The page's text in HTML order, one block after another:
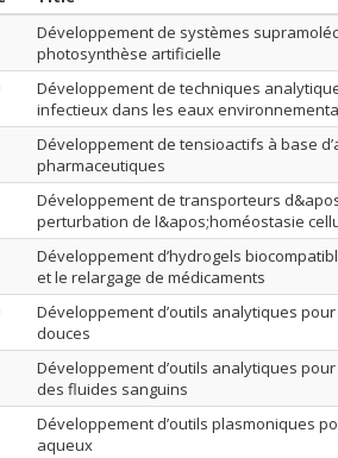
Développement de systèmes
photosynthèse artificielle
Développement de techniques
infectieux dans les eaux
Développement de tensioactifs à base
pharmaceutiques
Développement de transporteurs
perturbation de l&apos;homéostasie
Développement d’hydrogels
et le relargage de médicaments
Développement d’outils analytiques
douces
Développement d’outils analytiques
des fluides sanguins
Développement d’outils plasmoniques
aqueux